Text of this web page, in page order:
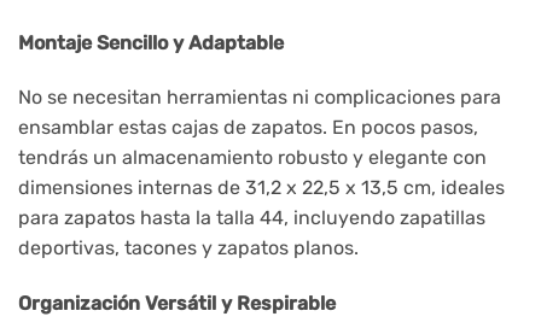
Montaje Sencillo y Adaptable
No se necesitan herramientas ni complicaciones para
ensamblar estas cajas de zapatos. En pocos pasos,
tendrás un almacenamiento robusto y elegante con
dimensiones internas de 31,2 x 22,5 x 13,5 cm, ideales
para zapatos hasta la talla 44, incluyendo zapatillas
deportivas, tacones y zapatos planos.
Organización Versátil y Respirable